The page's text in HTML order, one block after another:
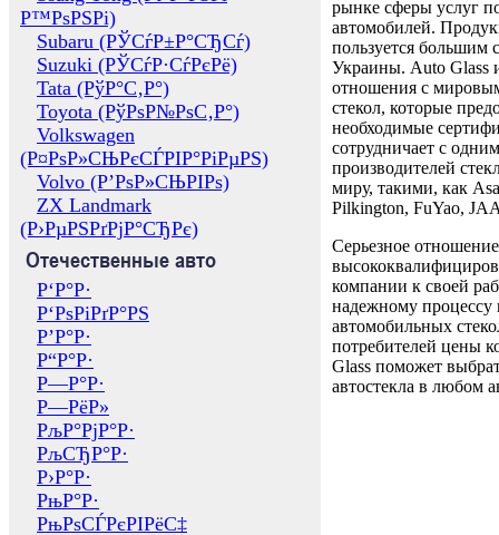
Р™РѕРЅРі)
Subaru (РЎСѓР±Р°СЂСѓ)
Suzuki (РЎСѓР·СѓРєРё)
Tata (РўР°С‚Р°)
Toyota (РўРѕР№РѕС‚Р°)
Volkswagen
(Р¤РѕР»СЊРєСЃРІР°РіРµРЅ)
Volvo (Р’РѕР»СЊРІРѕ)
ZX Landmark
(Р›РµРЅРґРјР°СЂРє)
Отечественные авто
Р‘Р°Р·
Р‘РѕРіРґР°РЅ
Р’Р°Р·
Р“Р°Р·
Р—Р°Р·
Р—РёР»
РљР°РјР°Р·
РљСЂР°Р·
Р›Р°Р·
РњР°Р·
РњРѕСЃРєРІРёС‡
рынке сферы услуг
автомобилей.
пользуется большим
Украины. Auto Glass
отношения с
стекол, которые
необходимые
сотрудничает с
производителей
миру, такими, как
Pilkington, FuYao,
Серьезное отношение
компании к своей
надежному процессу
автомобильных
потребителей цены
Glass поможет
автостекла в любом